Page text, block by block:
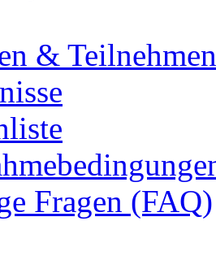
& Teilnehmen
Fragen (FAQ)